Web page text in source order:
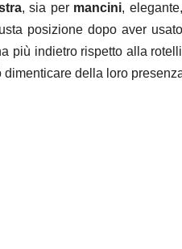
, sia per mancini,
posizione dopo aver
più indietro rispetto alla
della loro